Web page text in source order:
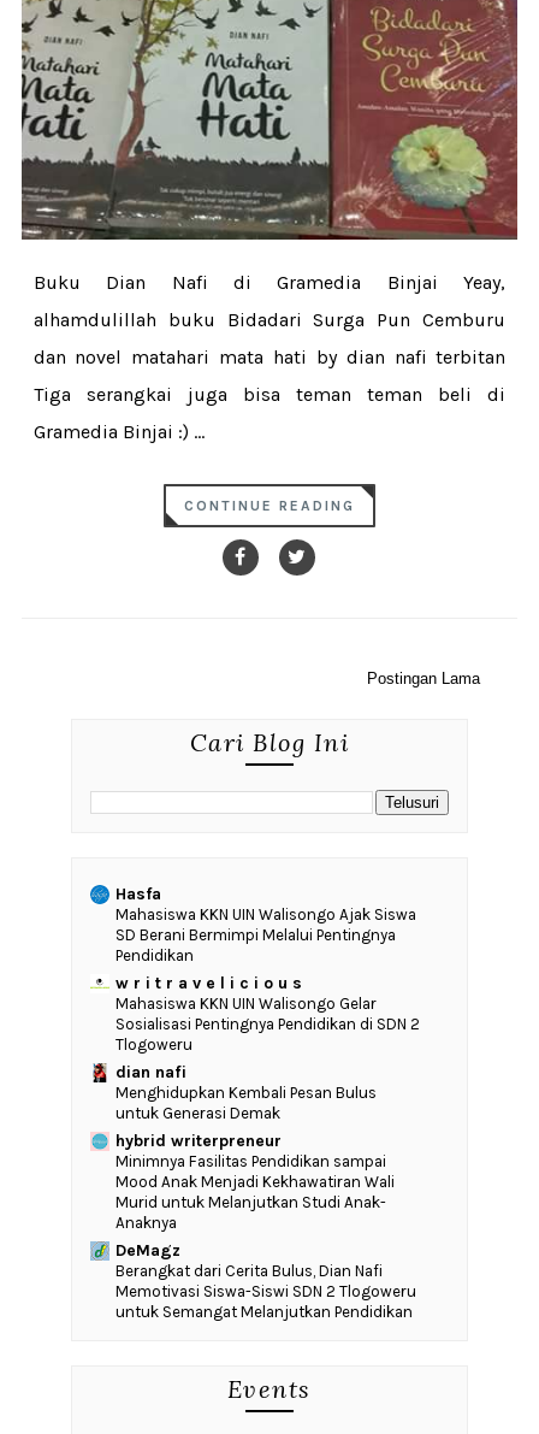
Buku Dian Nafi di Gramedia Binjai Yeay,
alhamdulillah buku Bidadari Surga Pun Cemburu
dan novel matahari mata hati by dian nafi terbitan
Tiga serangkai juga bisa teman teman beli di
Gramedia Binjai :) ...
CONTINUE READING
Postingan Lama
Cari Blog Ini
Hasfa
Mahasiswa KKN UIN Walisongo Ajak Siswa
SD Berani Bermimpi Melalui Pentingnya
Pendidikan
w r i t r a v e l i c i o u s
Mahasiswa KKN UIN Walisongo Gelar
Sosialisasi Pentingnya Pendidikan di SDN 2
Tlogoweru
dian nafi
Menghidupkan Kembali Pesan Bulus
untuk Generasi Demak
hybrid writerpreneur
‎Minimnya Fasilitas Pendidikan sampai
Mood Anak Menjadi Kekhawatiran Wali
Murid untuk Melanjutkan Studi Anak-
Anaknya
DeMagz
‎Berangkat dari Cerita Bulus, Dian Nafi
Memotivasi Siswa-Siswi SDN 2 Tlogoweru
untuk Semangat Melanjutkan Pendidikan
Events